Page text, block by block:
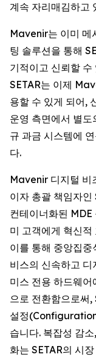
계속 자리매김하고
Mavenir는 이미 메
팅 솔루션을 통해
기적이고 신뢰할
SETAR는 이제
용할 수 있게 되어,
운영 측면에서 별
규 과금 시스템에
다.
Mavenir 디지털 비
이자 총괄 책임자
컨테이너화된 MDE
미 고객에게 혁신
이를 통해 중앙집
비스의 신속하고
미스 전용 하드웨
으로 전환함으로써,
설정
습니다. 복잡성 감
화는 SETAR의 시